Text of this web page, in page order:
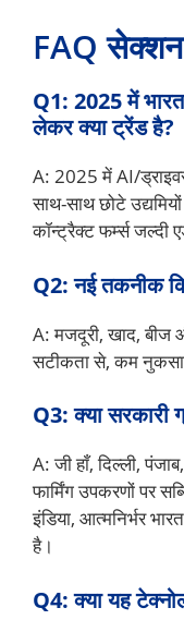
FAQ सेक्शन
Q1: 2025 में
लेकर क्या ट्रेंड है?
A: 2025 में AI/
साथ-साथ छोटे
कॉन्ट्रैक्ट फर्म्स जल्दी
Q2: नई तकनीक
A: मजदूरी, खाद, बीज
सटीकता से, कम
Q3: क्या सरकारी
A: जी हाँ, दिल्ली,
फार्मिंग उपकरणों पर
इंडिया, आत्मनिर्भर
है।
Q4: क्या यह